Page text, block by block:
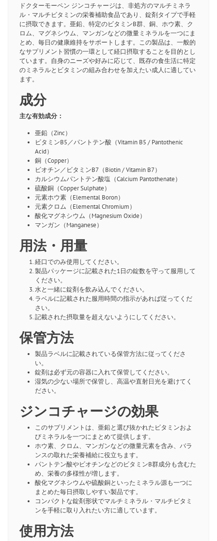
ドクターモーペン ジンコチャージは、非処方のマルチミネラ
ル・マルチビタミンの栄養補助食品であり、錠剤タイプで手軽
に摂取できます。亜鉛、特定のビタミンB群、銅、ホウ素、ク
ロム、マグネシウム、マンガンなどの微量ミネラルを一つにま
とめ、毎日の健康維持をサポートします。この製品は、一般的
なサプリメント習慣の一環として経口摂取することを目的とし
ています。自身のニーズや好みに応じて、既存の食生活に特定
のミネラルとビタミンの組み合わせを加えたい成人に適してい
ます。
成分
主な有効成分：
亜鉛（Zinc）
ビタミンB5／パントテン酸（Vitamin B5 / Pantothenic
Acid）
銅（Copper）
ビオチン／ビタミンB7（Biotin / Vitamin B7）
カルシウムパントテン酸塩（Calcium Pantothenate）
硫酸銅（Copper Sulphate）
元素ホウ素（Elemental Boron）
元素クロム（Elemental Chromium）
酸化マグネシウム（Magnesium Oxide）
マンガン（Manganese）
用法・用量
経口でのみ使用してください。
製品パッケージに記載された1日の錠数を守って服用して
ください。
水と一緒に錠剤を飲み込んでください。
ラベルに記載された服用時間の指示があれば従ってくだ
さい。
記載された摂取量を超えないようにしてください。
保管方法
製品ラベルに記載されている保管方法に従ってくださ
い。
錠剤は必ず元の容器に入れて保管してください。
湿気の少ない場所で保管し、高温や直射日光を避けてく
ださい。
ジンコチャージの効果
このサプリメントは、亜鉛と選び抜かれたビタミンおよ
びミネラルを一つにまとめて提供します。
ホウ素、クロム、マンガンなどの微量元素を含み、バラ
ンスの取れた栄養補給に役立ちます。
パントテン酸やビオチンなどのビタミンB群成分も含むた
め、栄養の多様性が増します。
酸化マグネシウムや硫酸銅といったミネラル源も一つに
まとめた毎日摂取しやすい製品です。
コンパクトな錠剤形状でマルチミネラル・マルチビタミ
ンを手軽に取り入れたい方に適しています。
使用方法